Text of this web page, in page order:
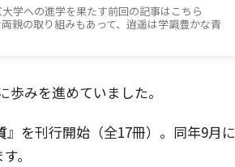
学への進学を果たす前回の記事はこちら
親の取り組みもあって、逍遥は学識豊かな青
みを進めていました。
』を刊行開始（全17冊）。同年9月に
。